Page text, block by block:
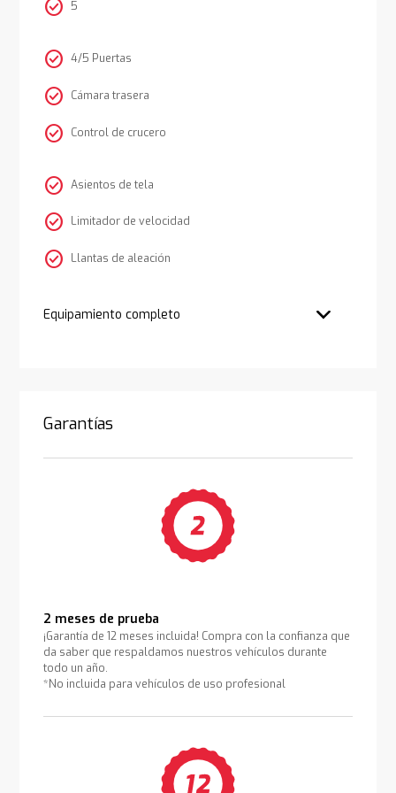
check_circle 5
check_circle 4/5 Puertas
check_circle Cámara trasera
check_circle Control de crucero
check_circle Asientos de tela
check_circle Limitador de velocidad
check_circle Llantas de aleación
Equipamiento completo
Garantías
2 meses de prueba
¡Garantía de 12 meses incluida! Compra con la confianza que
da saber que respaldamos nuestros vehículos durante
todo un año.
*No incluida para vehículos de uso profesional